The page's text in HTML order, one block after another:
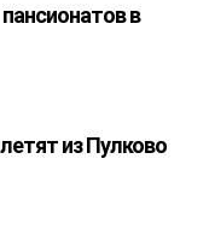
в
из Пулково